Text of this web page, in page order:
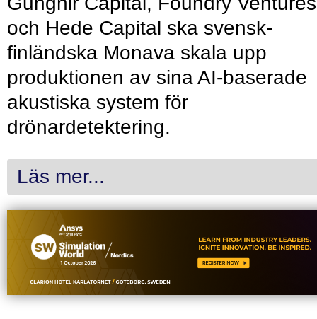
och Hede Capital ska svensk-
finländska Monava skala upp
produktionen av sina AI-baserade
akustiska system för
drönardetektering.
Läs mer...